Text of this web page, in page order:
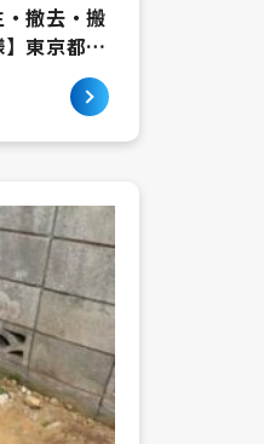
撤去・搬
東京都中